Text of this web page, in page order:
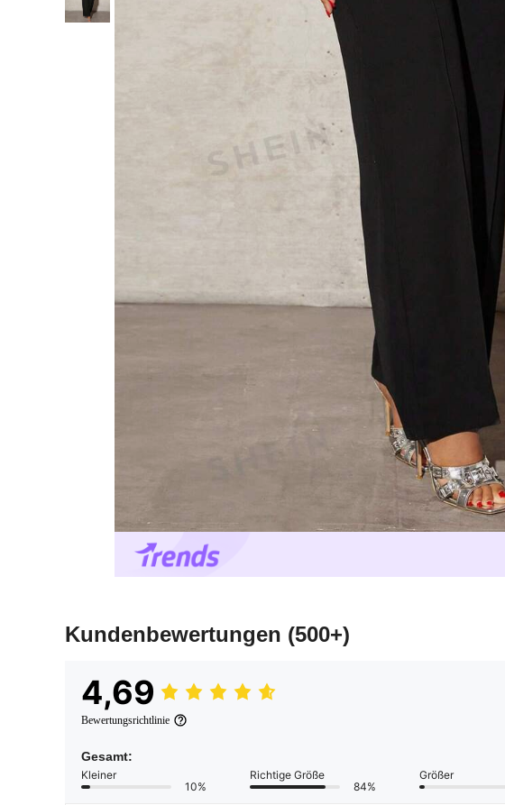
Kundenbewertungen (500+)
4,69
Bewertungsrichtlinie
Gesamt:
Kleiner
10%
Richtige Größe
84%
Größer